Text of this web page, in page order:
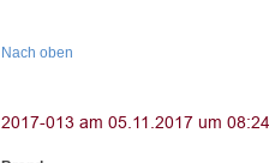
Nach oben